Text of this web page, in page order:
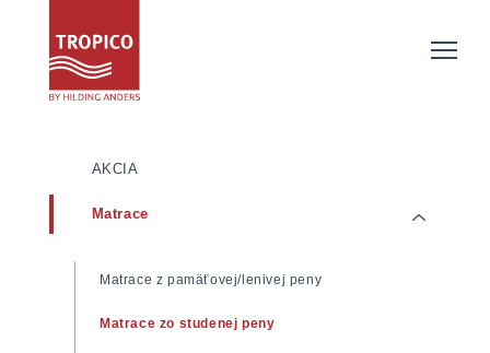
AKCIA
Matrace
Matrace z pamäťovej/lenivej peny
Matrace zo studenej peny